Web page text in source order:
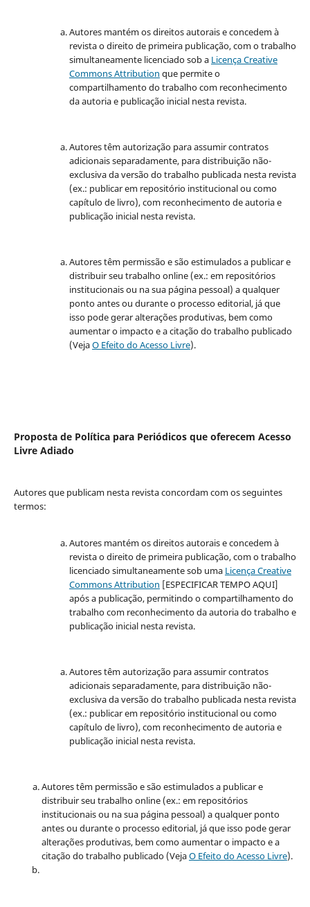
Autores mantém os direitos autorais e concedem à
revista o direito de primeira publicação, com o trabalho
simultaneamente licenciado sob a Licença Creative
Commons Attribution que permite o
compartilhamento do trabalho com reconhecimento
da autoria e publicação inicial nesta revista.
Autores têm autorização para assumir contratos
adicionais separadamente, para distribuição não-
exclusiva da versão do trabalho publicada nesta revista
(ex.: publicar em repositório institucional ou como
capítulo de livro), com reconhecimento de autoria e
publicação inicial nesta revista.
Autores têm permissão e são estimulados a publicar e
distribuir seu trabalho online (ex.: em repositórios
institucionais ou na sua página pessoal) a qualquer
ponto antes ou durante o processo editorial, já que
isso pode gerar alterações produtivas, bem como
aumentar o impacto e a citação do trabalho publicado
(VejaO Efeito do Acesso Livre).
Proposta de Política para Periódicos que oferecem Acesso
Livre Adiado
Autores que publicam nesta revista concordam com os seguintes
termos:
Autores mantém os direitos autorais e concedem à
revista o direito de primeira publicação, com o trabalho
licenciado simultaneamente sob uma Licença Creative
Commons Attribution [ESPECIFICAR TEMPO AQUI]
após a publicação, permitindo o compartilhamento do
trabalho com reconhecimento da autoria do trabalho e
publicação inicial nesta revista.
Autores têm autorização para assumir contratos
adicionais separadamente, para distribuição não-
exclusiva da versão do trabalho publicada nesta revista
(ex.: publicar em repositório institucional ou como
capítulo de livro), com reconhecimento de autoria e
publicação inicial nesta revista.
Autores têm permissão e são estimulados a publicar e
distribuir seu trabalho online (ex.: em repositórios
institucionais ou na sua página pessoal) a qualquer ponto
antes ou durante o processo editorial, já que isso pode gerar
alterações produtivas, bem como aumentar o impacto e a
citação do trabalho publicado (VejaO Efeito do Acesso Livre).